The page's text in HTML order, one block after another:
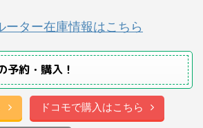
ーター在庫情報はこちら
予約・購入！
ドコモで購入はこちら